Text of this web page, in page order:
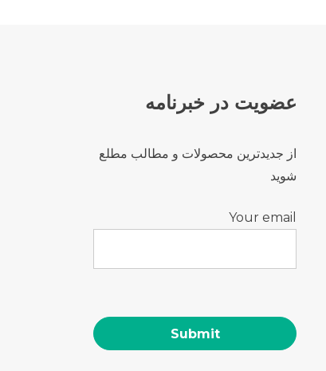
عضویت در خبرنامه
از جدیدترین محصولات و مطالب مطلع
شوید
Your email